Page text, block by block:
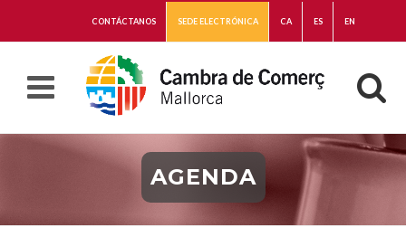
CONTÁCTANOS SEDE ELECTRÓNICA CA ES EN
AGENDA